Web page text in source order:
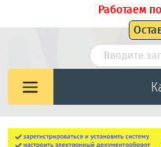
Работаем